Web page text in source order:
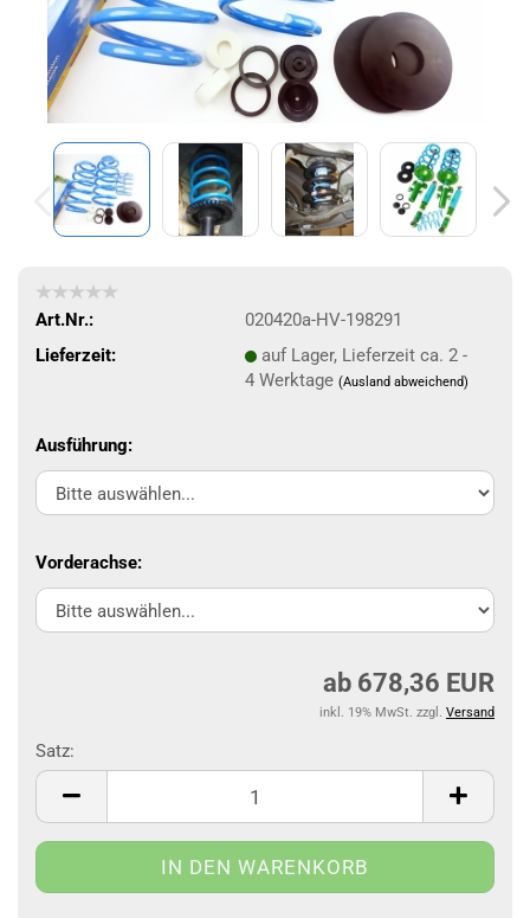
Art.Nr.:
020420a-HV-198291
Lieferzeit:
auf Lager, Lieferzeit ca. 2 -
4 Werktage (Ausland abweichend)
Ausführung:
Vorderachse:
ab 678,36 EUR
inkl. 19% MwSt. zzgl. Versand
Satz:
Satz